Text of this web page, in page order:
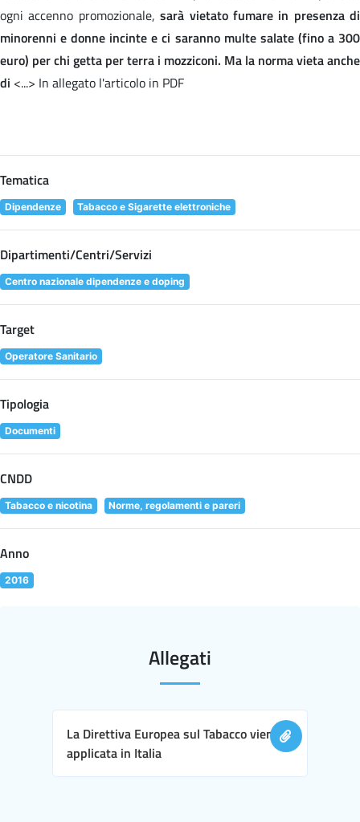
ogni accenno promozionale,sarà vietato fumare in presenza di
minorenni e donne incinte e ci saranno multe salate (fino a 300
euro) per chi getta per terra i mozziconi. Ma la norma vieta anche
di <...> In allegato l'articolo in PDF
Tematica
Dipendenze Tabacco e Sigarette elettroniche
Dipartimenti/Centri/Servizi
Centro nazionale dipendenze e doping
Target
Operatore Sanitario
Tipologia
Documenti
CNDD
Tabacco e nicotina Norme, regolamenti e pareri
Anno
2016
Allegati
La Direttiva Europea sul Tabacco viene
applicata in Italia